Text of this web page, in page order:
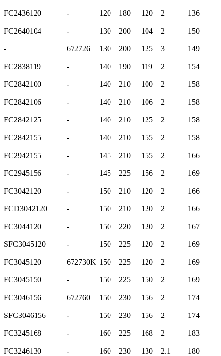
FC2436120 - 120 180 120 2 136
FC2640104 - 130 200 104 2 150
- 672726 130 200 125 3 149
FC2838119 - 140 190 119 2 154
FC2842100 - 140 210 100 2 158
FC2842106 - 140 210 106 2 158
FC2842125 - 140 210 125 2 158
FC2842155 - 140 210 155 2 158
FC2942155 - 145 210 155 2 166
FC2945156 - 145 225 156 2 169
FC3042120 - 150 210 120 2 166
FCD3042120 - 150 210 120 2 166
FC3044120 - 150 220 120 2 167
SFC3045120 - 150 225 120 2 169
FC3045120 672730K 150 225 120 2 169
FC3045150 - 150 225 150 2 169
FC3046156 672760 150 230 156 2 174
SFC3046156 - 150 230 156 2 174
FC3245168 - 160 225 168 2 183
FC3246130 - 160 230 130 2.1 180